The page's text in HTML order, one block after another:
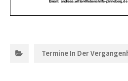
Termine In Der